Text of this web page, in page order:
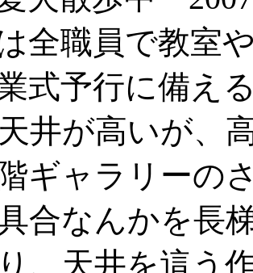
全職員で教室
式予行に備え
井が高いが、
ギャラリーの
合なんかを長
、天井を這う